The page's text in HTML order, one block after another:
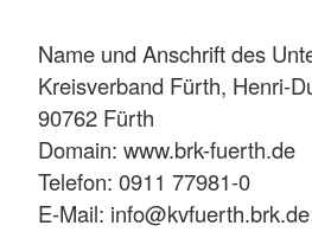
Name und Anschrift des
Kreisverband Fürth, Henri-
90762 Fürth
Domain: www.brk-fuerth.de
Telefon: 0911 77981-0
E-Mail: info@kvfuerth.brk.de